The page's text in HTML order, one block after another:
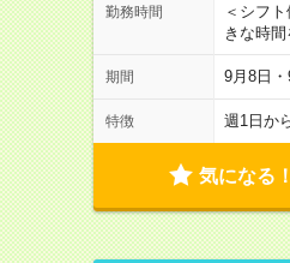
勤務時間
＜シフ
きな時
期間 9月8日・
特徴 週1日か
気になる！